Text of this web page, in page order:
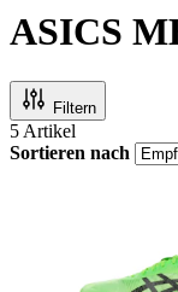
ASICS
Filtern
5 Artikel
Sortieren nach